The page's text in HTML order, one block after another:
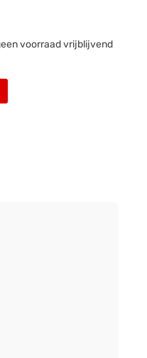
voorraad vrijblijvend